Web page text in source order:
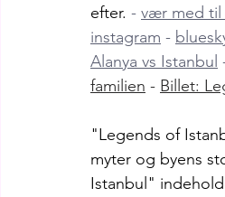
efter. - vær med til
instagram -
Alanya vs Istanbul
familien - Billet:
"Legends of
myter og byens
Istanbul"